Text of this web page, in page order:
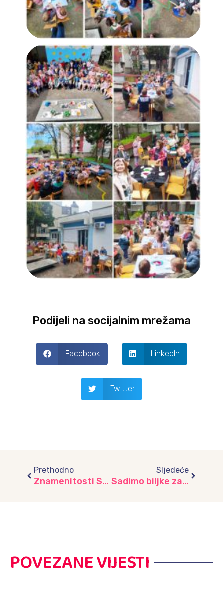
Podijeli na socijalnim mrežama
Facebook LinkedIn
Twitter
Prethodno
Znamenitosti Sarajeva u kreativnim porodičnim pričama, vrtić “Višnjik”
Sljedeće
Sadimo biljke za bolju budućnost – Zajedno za zdraviju planetu, vrtić “Ljubičica”
POVEZANE VIJESTI